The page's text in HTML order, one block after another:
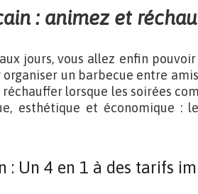
: animez et
jours, vous allez enfin
un barbecue entre
lorsque les soirées
esthétique et économique :
: Un 4 en 1 à des tarifs